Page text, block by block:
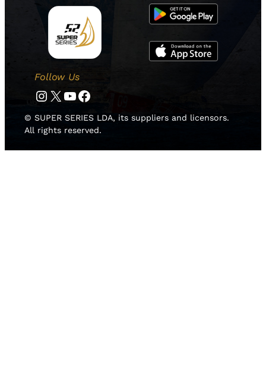
Follow Us
Instagram Twitter YouTube Facebook
© SUPER SERIES LDA, its suppliers and licensors.
All rights reserved.